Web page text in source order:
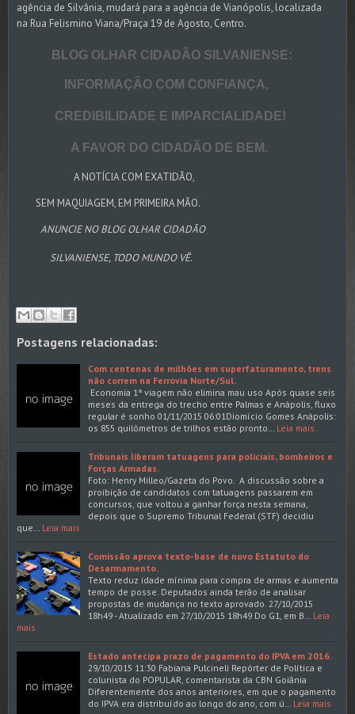
agência de Silvânia, mudará para a agência de Vianópolis, localizada
na Rua Felismino Viana/Praça 19 de Agosto, Centro.
BLOG OLHAR CIDADÃO SILVANIENSE:
INFORMAÇÃO COM CONFIANÇA,
CREDIBILIDADE E IMPARCIALIDADE!
A FAVOR DO CIDADÃO DE BEM.
A NOTÍCIA COM EXATIDÃO,
SEM MAQUIAGEM, EM PRIMEIRA MÃO.
ANUNCIE NO BLOG OLHAR CIDADÃO
SILVANIENSE, TODO MUNDO VÊ.
Postagens relacionadas:
Com centenas de milhões em superfaturamento, trens
não correm na Ferrovia Norte/Sul.
Economia 1ª viagem não elimina mau uso Após quase seis
meses da entrega do trecho entre Palmas e Anápolis, fluxo
regular é sonho 01/11/2015 06:01Diomício Gomes Anápolis:
os 855 quilômetros de trilhos estão pronto… Leia mais
Tribunais liberam tatuagens para policiais, bombeiros e
Forças Armadas.
Foto: Henry Milleo/Gazeta do Povo. A discussão sobre a
proibição de candidatos com tatuagens passarem em
concursos, que voltou a ganhar força nesta semana,
depois que o Supremo Tribunal Federal (STF) decidiu
que… Leia mais
Comissão aprova texto-base de novo Estatuto do
Desarmamento.
Texto reduz idade mínima para compra de armas e aumenta
tempo de posse. Deputados ainda terão de analisar
propostas de mudança no texto aprovado. 27/10/2015
18h49 - Atualizado em 27/10/2015 18h49 Do G1, em B… Leia
mais
Estado antecipa prazo de pagamento do IPVA em 2016.
29/10/2015 11:30 Fabiana Pulcineli Repórter de Política e
colunista do POPULAR, comentarista da CBN Goiânia
Diferentemente dos anos anteriores, em que o pagamento
do IPVA era distribuído ao longo do ano, com ú… Leia mais